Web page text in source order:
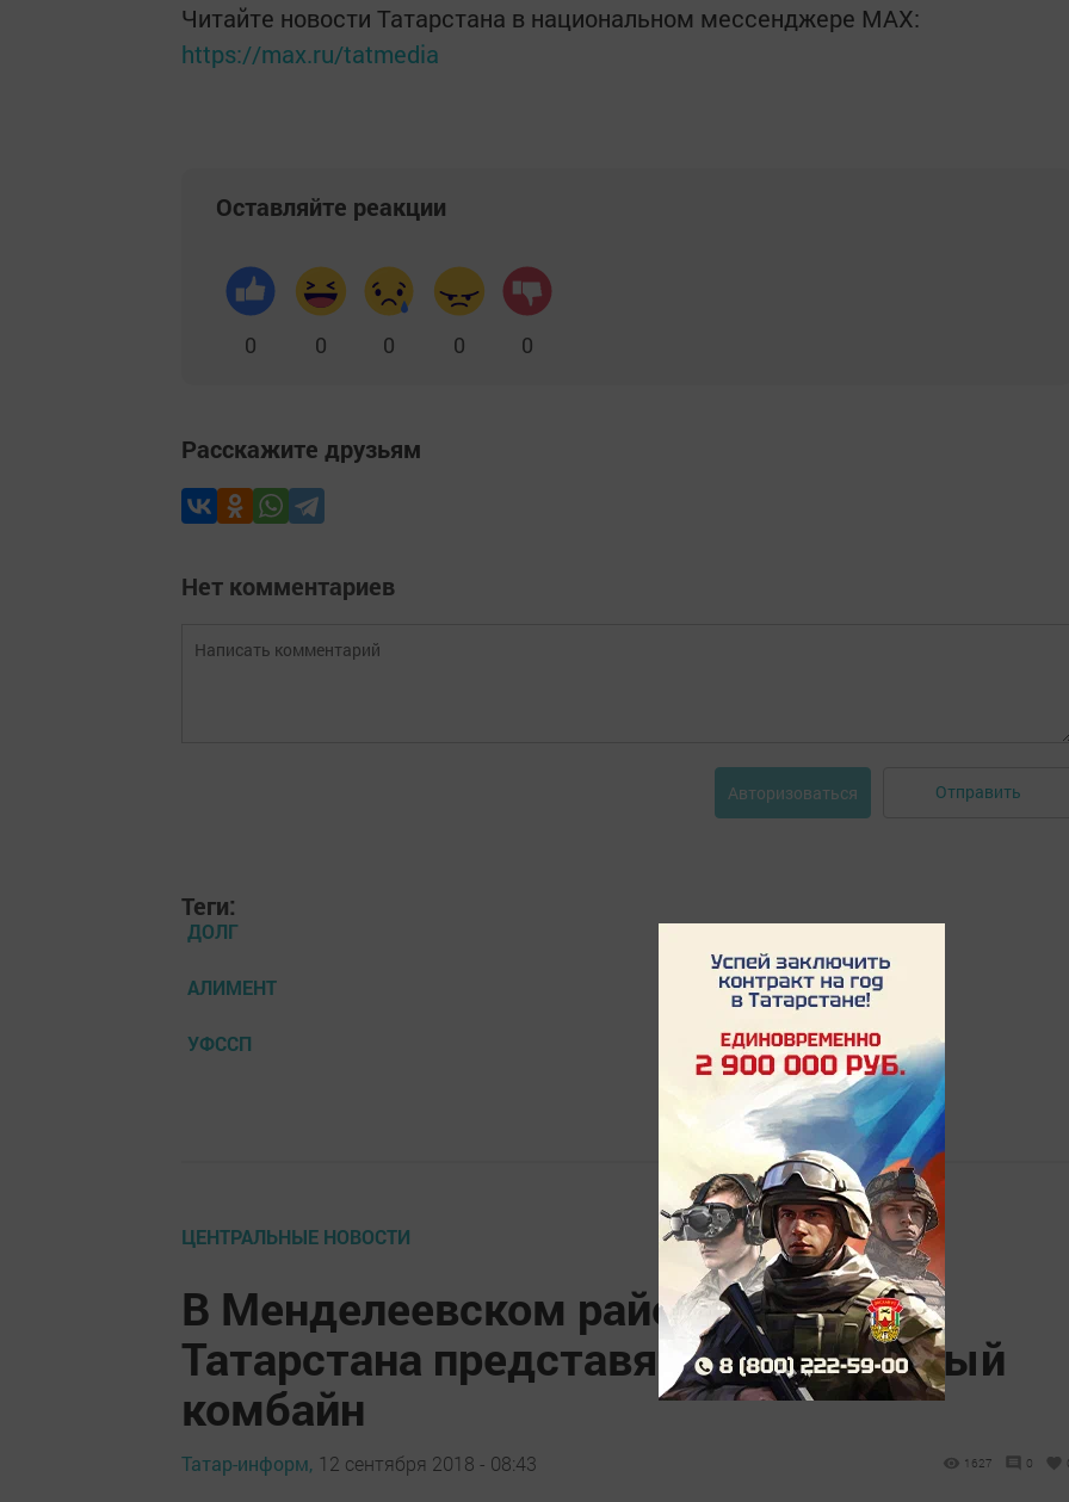
Читайте новости Татарстана в национальном мессенджере MАХ:
https://max.ru/tatmedia
Оставляйте реакции
0 0 0 0 0
Расскажите друзьям
Нет комментариев
Авторизоваться Отправить
Теги:
ДОЛГ
АЛИМЕНТ
УФССП
ЦЕНТРАЛЬНЫЕ НОВОСТИ
В Менделеевском районе аграриям
Татарстана представят газомоторный
комбайн
Татар-информ, 12 сентября 2018 - 08:43 1627 0